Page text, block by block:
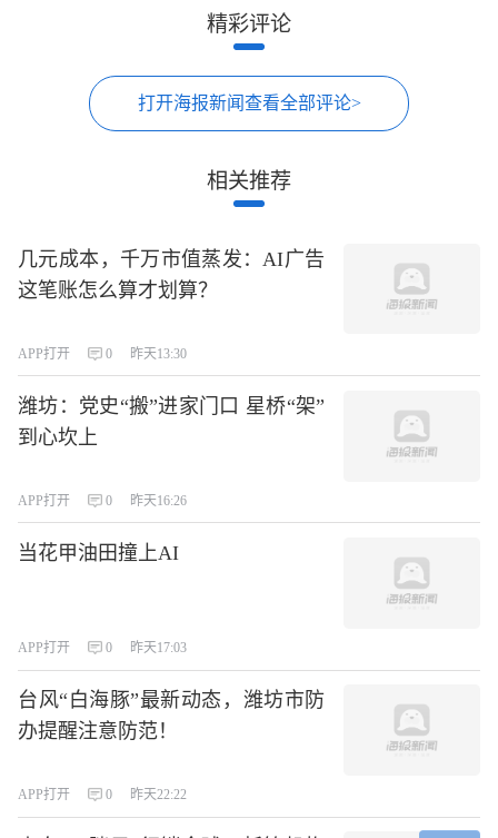
精彩评论
打开海报新闻查看全部评论>
相关推荐
几元成本，千万市值蒸发：AI广告
这笔账怎么算才划算？
APP打开 0 昨天13:30
潍坊：党史“搬”进家门口 星桥“架”
到心坎上
APP打开 0 昨天16:26
当花甲油田撞上AI
APP打开 0 昨天17:03
台风“白海豚”最新动态，潍坊市防
办提醒注意防范！
APP打开 0 昨天22:22